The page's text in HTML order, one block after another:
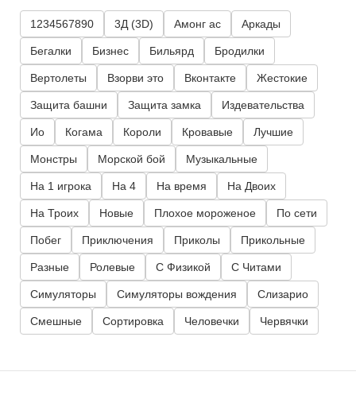
1234567890 3Д (3D) Амонг ас Аркады
Бегалки Бизнес Бильярд Бродилки
Вертолеты Взорви это Вконтакте Жестокие
Защита башни Защита замка Издевательства
Ио Когама Короли Кровавые Лучшие
Монстры Морской бой Музыкальные
На 1 игрока На 4 На время На Двоих
На Троих Новые Плохое мороженое По сети
Побег Приключения Приколы Прикольные
Разные Ролевые С Физикой С Читами
Симуляторы Симуляторы вождения Слизарио
Смешные Сортировка Человечки Червячки